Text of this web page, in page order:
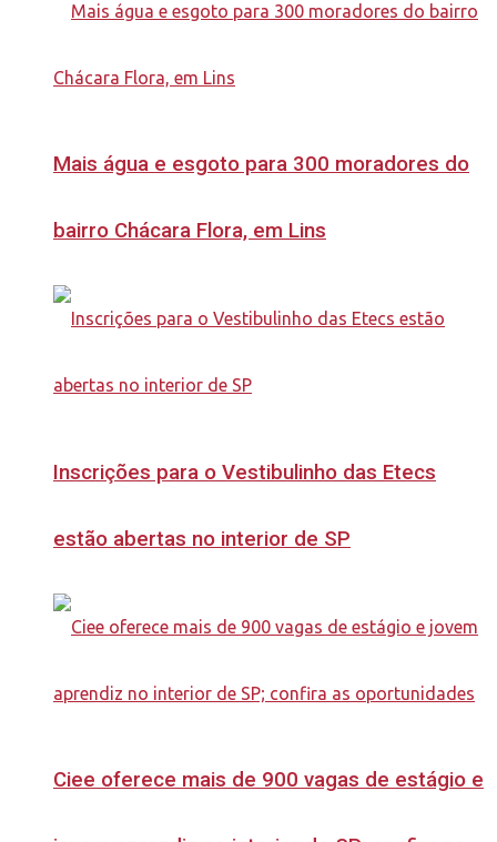
Mais água e esgoto para 300 moradores do
bairro Chácara Flora, em Lins
Inscrições para o Vestibulinho das Etecs
estão abertas no interior de SP
Ciee oferece mais de 900 vagas de estágio e